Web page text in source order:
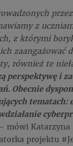
z
z którymi
zaangażować
również te
perspektywę i
Obecnie
tematach:
mówi Katarzyna
projektu